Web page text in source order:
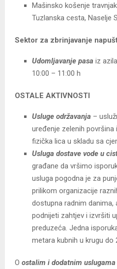
Mašinsko košenje
Tuzlanska cesta, Naselje
Sektor za zbrinjavanje
Udomljavanje pasa iz
10:00 – 11:00 h
OSTALE AKTIVNOSTI
Usluge održavanja –
uređenje zelenih površina
fizička lica u skladu sa
Usluga dostave vode u
građane da vršimo
usluga pogodna je za
prilikom organizacije
dostupna radnim danima,
podnijeti zahtjev i izvršiti
preduzeća. Jedna
metara kubnih u krugu do
O ostalim i dodatnim uslugama